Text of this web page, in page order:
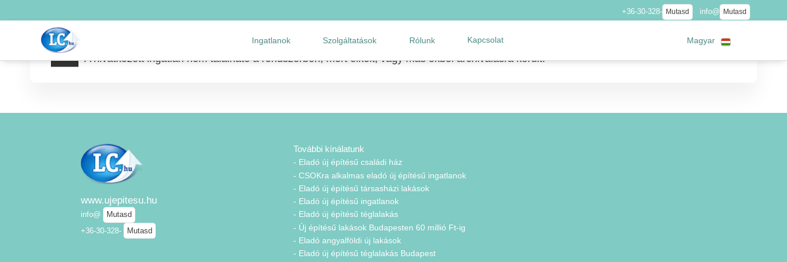
+36-30-328- Mutasd info@ Mutasd
Ingatlanok Szolgáltatások Rólunk Kapcsolat Magyar
A hivatkozott ingatlan nem található a rendszerben, mert elkelt, vagy más okból archiválásra került.
www.ujepitesu.hu
info@
Mutasd
+36-30-328-
Mutasd
További kínálatunk
- Eladó új építésű családi ház
- CSOKra alkalmas eladó új építésű ingatlanok
- Eladó új építésű társasházi lakások
- Eladó új építésű ingatlanok
- Eladó új építésű téglalakás
- Új építésű lakások Budapesten 60 millió Ft-ig
- Eladó angyalföldi új lakások
- Eladó új építésű téglalakás Budapest